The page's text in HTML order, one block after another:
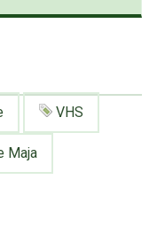
VHS
Maja